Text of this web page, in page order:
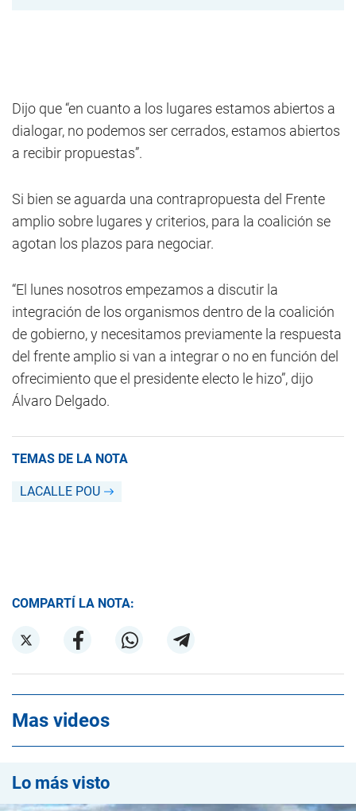
Dijo que “en cuanto a los lugares estamos abiertos a
dialogar, no podemos ser cerrados, estamos abiertos
a recibir propuestas”.
Si bien se aguarda una contrapropuesta del Frente
amplio sobre lugares y criterios, para la coalición se
agotan los plazos para negociar.
“El lunes nosotros empezamos a discutir la
integración de los organismos dentro de la coalición
de gobierno, y necesitamos previamente la respuesta
del frente amplio si van a integrar o no en función del
ofrecimiento que el presidente electo le hizo”, dijo
Álvaro Delgado.
TEMAS DE LA NOTA
LACALLE POU
COMPARTÍ LA NOTA:
Mas videos
Lo más visto